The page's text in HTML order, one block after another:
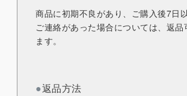
商品に初期不良があり、ご購入後7日
ご連絡があった場合については、返品
ます。
●返品方法